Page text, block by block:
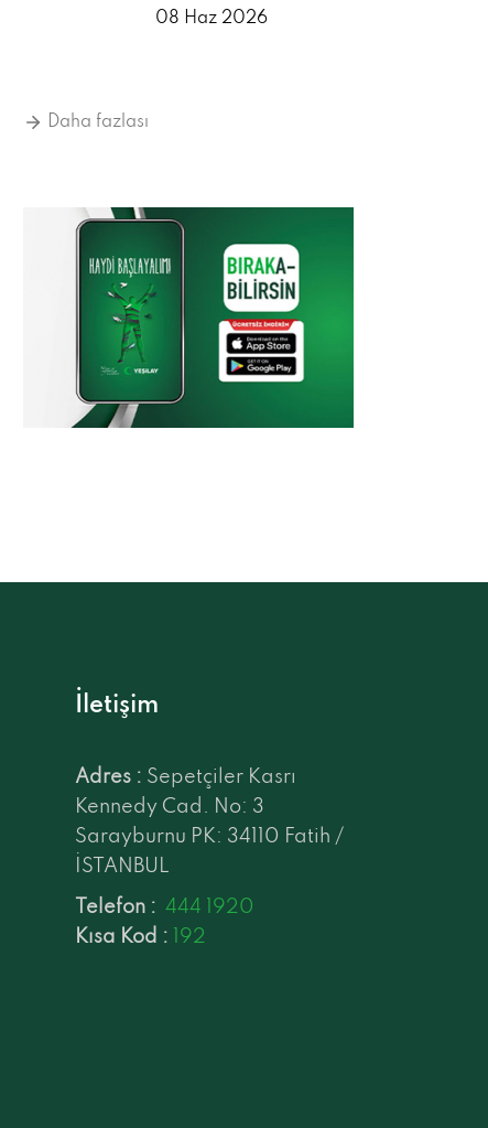
Mücadelede Güçlü İş
08 Haz 2026
Daha fazlası
İletişim
Adres : Sepetçiler Kasrı
Kennedy Cad. No: 3
Sarayburnu PK: 34110 Fatih /
İSTANBUL
Telefon : 444 1920
Kısa Kod :
192